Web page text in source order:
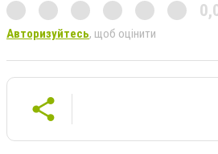
Авторизуйтесь, щоб оцінити